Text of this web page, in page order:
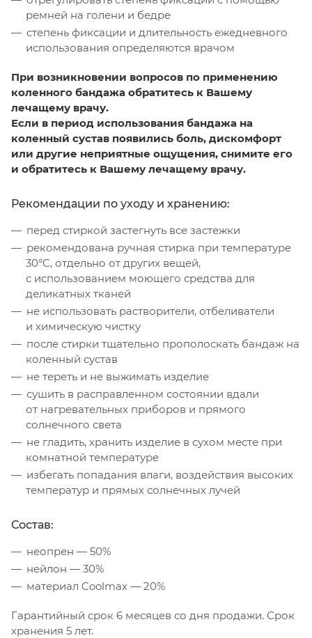
ремней на голени и бедре
степень фиксации и длительность ежедневного
использования определяются врачом
При возникновении вопросов по применению
коленного бандажа обратитесь к Вашему
лечащему врачу.
Если в период использования бандажа на
коленный сустав появились боль, дискомфорт
или другие неприятные ощущения, снимите его
и обратитесь к Вашему лечащему врачу.
Рекомендации по уходу и хранению:
перед стиркой застегнуть все застежки
рекомендована ручная стирка при температуре
30°C, отдельно от других вещей,
с использованием моющего средства для
деликатных тканей
не использовать растворители, отбеливатели
и химическую чистку
после стирки тщательно прополоскать бандаж на
коленный сустав
не тереть и не выжимать изделие
сушить в расправленном состоянии вдали
от нагревательных приборов и прямого
солнечного света
не гладить, хранить изделие в сухом месте при
комнатной температуре
избегать попадания влаги, воздействия высоких
температур и прямых солнечных лучей
Состав:
неопрен — 50%
нейлон — 30%
материал Coolmax — 20%
Гарантийный срок 6 месяцев со дня продажи. Срок
хранения 5 лет.